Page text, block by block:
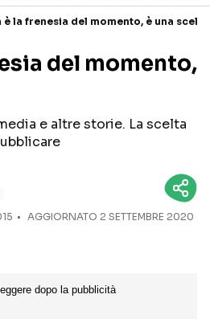
SERIE TV
FICTION
PARAMOUNT+
è la frenesia del momento, è una scelta
del momento,
e altre storie. La scelta
AGGIORNATO 2 SETTEMBRE 2020